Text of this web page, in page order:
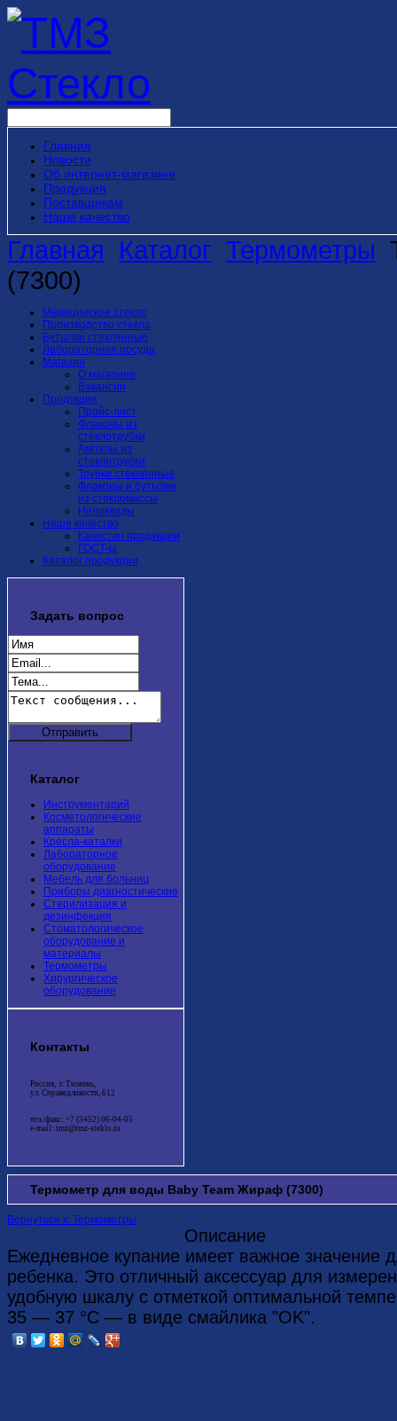
Главная
Новости
Об интернет-магазине
Продукция
Поставщикам
Наше качество
Главная Каталог Термометры
(7300)
Медицинское стекло
Производство стекла
Бутылки стеклянные
Лабораторная посуда
Магазин
О магазине
Вакансии
Продукция
Прайс-лист
Флаконы из
стеклотрубки
Ампулы из
стеклотрубки
Трубки стеклянные
Флаконы и бутылки
из стекломассы
Неликвиды
Наше качество
Качество продукции
ГОСТ-ы
Каталог продукции
Задать вопрос
Каталог
Инструментарий
Косметологические
аппараты
Кресла-каталки
Лабораторное
оборудование
Мебель для больниц
Приборы диагностические
Стерилизация и
дезинфекция
Стоматологическое
оборудование и
материалы
Термометры
Хирургическое
оборудование
Контакты
Россия, г. Тюмень,
ул. Справедливости, 612
тел./факс: +7 (3452) 06-04-05
e-mail: tmz@tmz-steklo.ru
Термометр для воды Baby Team Жираф (7300)
Вернуться к: Термометры
Описание
Ежедневное купание имеет важное значение
ребенка. Это отличный аксессуар для
удобную шкалу с отметкой оптимальной
35 — 37 °С — в виде смайлика "OK".